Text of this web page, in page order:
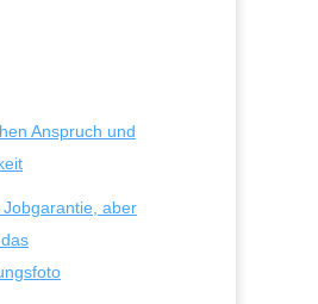
Anspruch und
Jobgarantie, aber